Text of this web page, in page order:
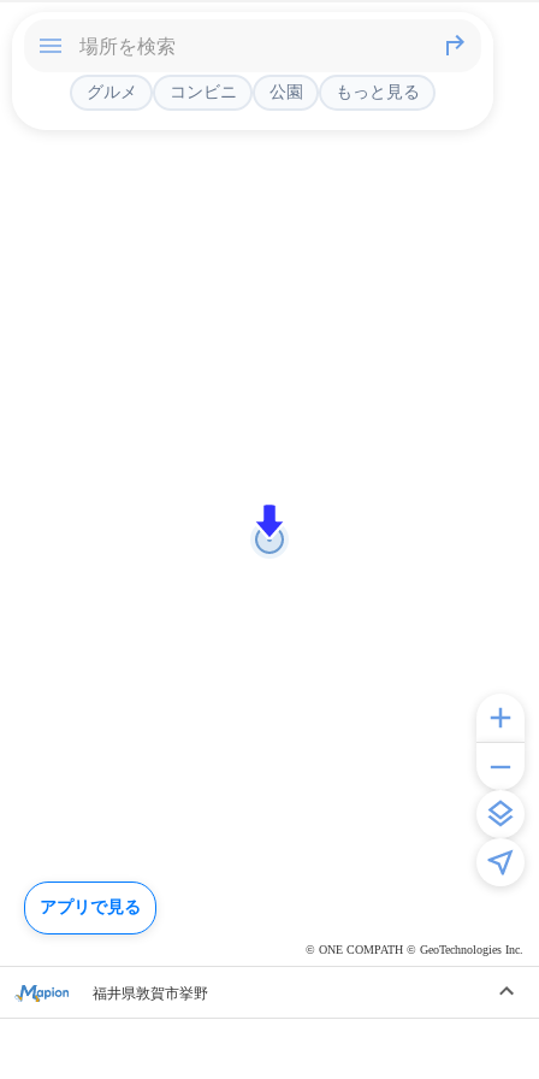
© ONE COMPATH © GeoTechnologies Inc.
グルメ コンビニ 公園 もっと見る
福井県敦賀市挙野
アプリで見る